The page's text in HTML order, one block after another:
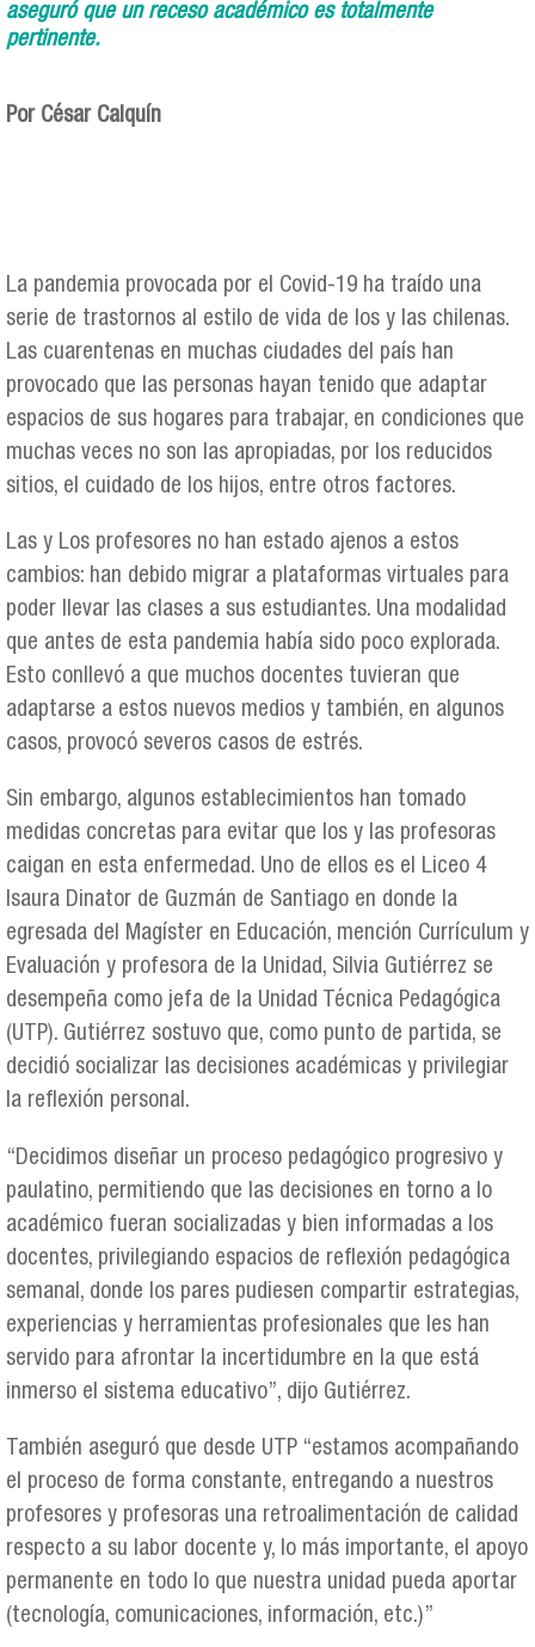
aseguró que un receso académico es totalmente
pertinente.
Por César Calquín
La pandemia provocada por el Covid-19 ha traído una
serie de trastornos al estilo de vida de los y las chilenas.
Las cuarentenas en muchas ciudades del país han
provocado que las personas hayan tenido que adaptar
espacios de sus hogares para trabajar, en condiciones que
muchas veces no son las apropiadas, por los reducidos
sitios, el cuidado de los hijos, entre otros factores.
Las y Los profesores no han estado ajenos a estos
cambios: han debido migrar a plataformas virtuales para
poder llevar las clases a sus estudiantes. Una modalidad
que antes de esta pandemia había sido poco explorada.
Esto conllevó a que muchos docentes tuvieran que
adaptarse a estos nuevos medios y también, en algunos
casos, provocó severos casos de estrés.
Sin embargo, algunos establecimientos han tomado
medidas concretas para evitar que los y las profesoras
caigan en esta enfermedad. Uno de ellos es el Liceo 4
Isaura Dinator de Guzmán de Santiago en donde la
egresada del Magíster en Educación, mención Currículum y
Evaluación y profesora de la Unidad, Silvia Gutiérrez se
desempeña como jefa de la Unidad Técnica Pedagógica
(UTP). Gutiérrez sostuvo que, como punto de partida, se
decidió socializar las decisiones académicas y privilegiar
la reflexión personal.
“Decidimos diseñar un proceso pedagógico progresivo y
paulatino, permitiendo que las decisiones en torno a lo
académico fueran socializadas y bien informadas a los
docentes, privilegiando espacios de reflexión pedagógica
semanal, donde los pares pudiesen compartir estrategias,
experiencias y herramientas profesionales que les han
servido para afrontar la incertidumbre en la que está
inmerso el sistema educativo”, dijo Gutiérrez.
También aseguró que desde UTP “estamos acompañando
el proceso de forma constante, entregando a nuestros
profesores y profesoras una retroalimentación de calidad
respecto a su labor docente y, lo más importante, el apoyo
permanente en todo lo que nuestra unidad pueda aportar
(tecnología, comunicaciones, información, etc.)”